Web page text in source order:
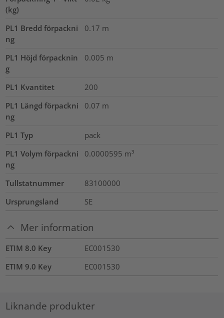
(kg)
PL1 Bredd förpackni
ng
0.17 m
PL1 Höjd förpacknin
g
0.005 m
PL1 Kvantitet
200
PL1 Längd förpackni
ng
0.07 m
PL1 Typ
pack
PL1 Volym förpackni
ng
0.0000595 m³
Tullstatnummer
83100000
Ursprungsland
SE
Mer information
ETIM 8.0 Key
EC001530
ETIM 9.0 Key
EC001530
Liknande produkter